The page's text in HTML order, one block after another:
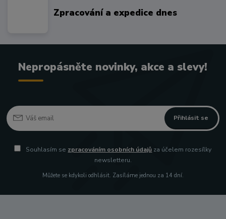
Zpracování a expedice dnes
Nepropásněte novinky, akce a slevy!
Přihlásit se
Souhlasím se zpracováním osobních údajů za účelem rozesílky
newsletteru.
Můžete se kdykoli odhlásit. Zasíláme jednou za 14 dní.